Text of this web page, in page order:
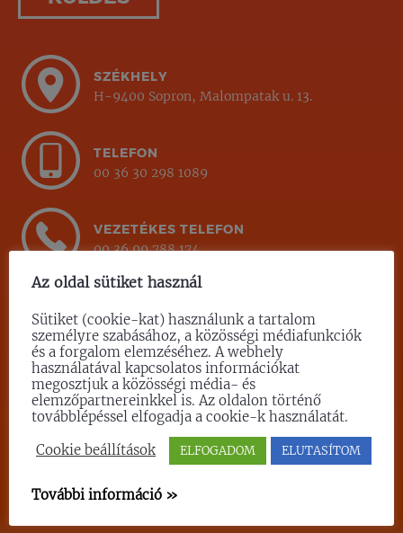
SZÉKHELY
H-9400 Sopron, Malompatak u. 13.
TELEFON
00 36 30 298 1089
VEZETÉKES TELEFON
00 36 99 788 174
info@effix.hu
TELEPHELY
H-9400 Sopron, Temető u. 6.
POSTACÍM
Az oldal sütiket használ
Sütiket (cookie-kat) használunk a tartalom
személyre szabásához, a közösségi médiafunkciók
és a forgalom elemzéséhez. A webhely
használatával kapcsolatos információkat
megosztjuk a közösségi média- és
elemzőpartnereinkkel is. Az oldalon történő
továbblépéssel elfogadja a cookie-k használatát.
Cookie beállítások ELFOGADOM ELUTASÍTOM
További információ »